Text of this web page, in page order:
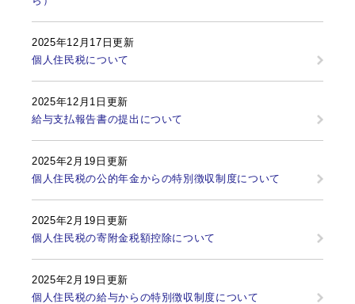
2025年12月17日更新
個人住民税について
2025年12月1日更新
給与支払報告書の提出について
2025年2月19日更新
個人住民税の公的年金からの特別徴収制度について
2025年2月19日更新
個人住民税の寄附金税額控除について
2025年2月19日更新
個人住民税の給与からの特別徴収制度について